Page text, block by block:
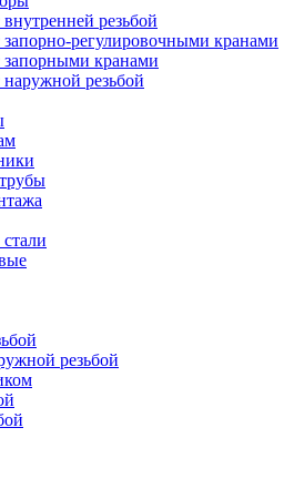
резьбой
запорно-регулировочными кранами
запорными кранами
резьбой
резьбой